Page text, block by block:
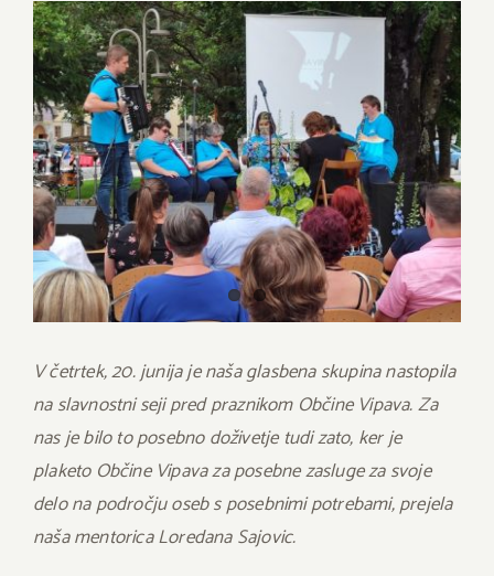
GALERIJA
KONTAKT
View
Larger
Image
V četrtek, 20. junija je naša glasbena skupina nastopila
na slavnostni seji pred praznikom Občine Vipava. Za
nas je bilo to posebno doživetje tudi zato, ker je
plaketo Občine Vipava za posebne zasluge za svoje
delo na področju oseb s posebnimi potrebami, prejela
naša mentorica Loredana Sajovic.